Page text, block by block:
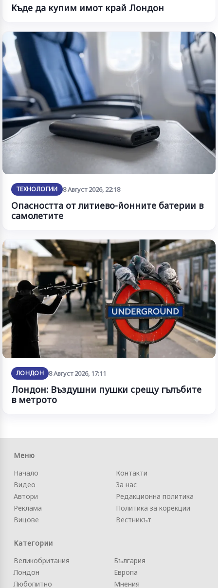
Къде да купим имот край Лондон
ТЕХНОЛОГИИ 8 Август 2026, 22:18
Опасността от литиево-йонните батерии в
самолетите
ЛОНДОН 8 Август 2026, 17:11
Лондон: Въздушни пушки срещу гълъбите
в метрото
Меню
Начало
Видео
Автори
Реклама
Вицове
Контакти
За нас
Редакционна политика
Политика за корекции
Вестникът
Категории
Великобритания
Лондон
Любопитно
България
Европа
Мнения